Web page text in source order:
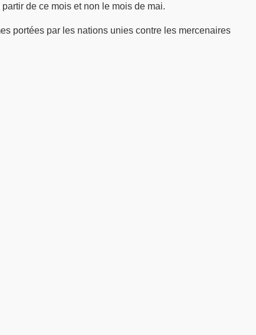
de ce mois et non le mois de mai.
portées par les nations unies contre les mercenaires